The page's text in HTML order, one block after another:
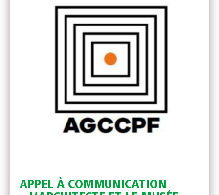
APPEL À COMMUNICATION